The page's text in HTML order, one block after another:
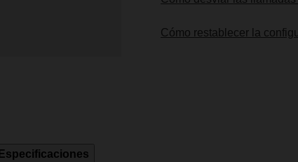
Cómo restablecer la
Especificaciones